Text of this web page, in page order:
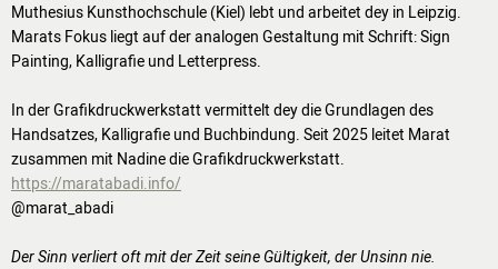
Muthesius Kunsthochschule (Kiel) lebt und arbeitet dey in Leipzig.
Marats Fokus liegt auf der analogen Gestaltung mit Schrift: Sign
Painting, Kalligrafie und Letterpress.
In der Grafikdruckwerkstatt vermittelt dey die Grundlagen des
Handsatzes, Kalligrafie und Buchbindung. Seit 2025 leitet Marat
zusammen mit Nadine die Grafikdruckwerkstatt.
https://maratabadi.info/
@marat_abadi
Der Sinn verliert oft mit der Zeit seine Gültigkeit, der Unsinn nie.